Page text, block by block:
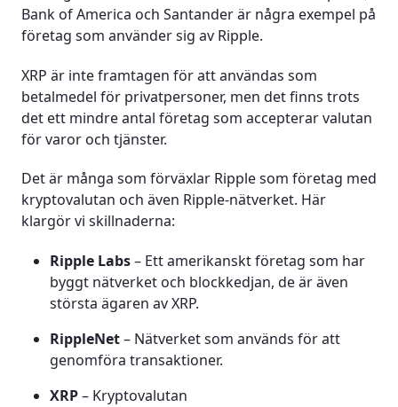
Bank of America och Santander är några exempel på
företag som använder sig av Ripple.
XRP är inte framtagen för att användas som
betalmedel för privatpersoner, men det finns trots
det ett mindre antal företag som accepterar valutan
för varor och tjänster.
Det är många som förväxlar Ripple som företag med
kryptovalutan och även Ripple-nätverket. Här
klargör vi skillnaderna:
Ripple Labs– Ett amerikanskt företag som har
byggt nätverket och blockkedjan, de är även
största ägaren av XRP.
RippleNet– Nätverket som används för att
genomföra transaktioner.
XRP– Kryptovalutan